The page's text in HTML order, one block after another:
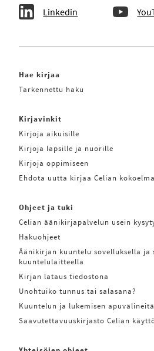
Linkedin
Hae kirjaa
Tarkennettu haku
Kirjavinkit
Kirjoja aikuisille
Kirjoja lapsille ja nuorille
Kirjoja oppimiseen
Ehdota uutta kirjaa Celian
Ohjeet ja tuki
Celian äänikirjapalvelun usein
Hakuohjeet
Äänikirjan kuuntelu sovelluksella ja
kuuntelulaitteella
Kirjan lataus tiedostona
Unohtuiko tunnus tai salasana?
Kuuntelun ja lukemisen apuvälineitä
Saavutettavuuskirjasto Celian